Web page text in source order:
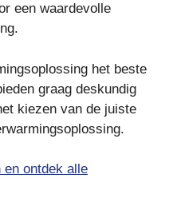
een waardevolle
het beste
graag deskundig
kiezen van de juiste
en ontdek alle